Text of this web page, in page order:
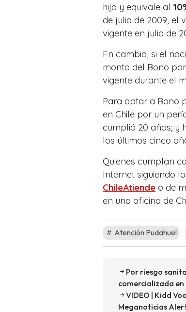
hijo y equivale al
de julio de 2009, el
vigente en julio de
En cambio, si el
monto del Bono
vigente durante el
Para optar a Bono
en Chile por un
cumplió 20 años; y
los últimos cinco
Quienes cumplan
Internet siguiendo
ChileAtiende o de
en una oficina de
Atención Pudahuel
Por riesgo
comercializada en
VIDEO | Kidd
Meganoticias